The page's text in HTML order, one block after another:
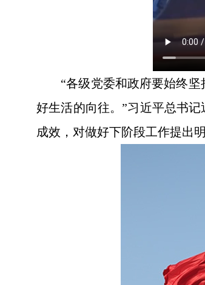
“各级党委和政府要始终
好生活的向往。”习近平总书
成效，对做好下阶段工作提出明